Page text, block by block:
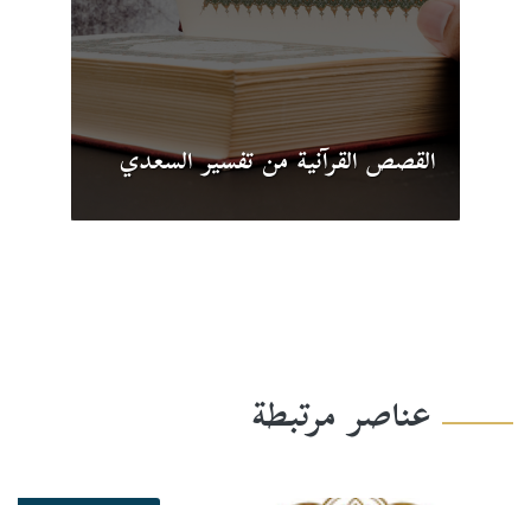
القصص القرآنية من تفسير السعدي
عناصر مرتبطة